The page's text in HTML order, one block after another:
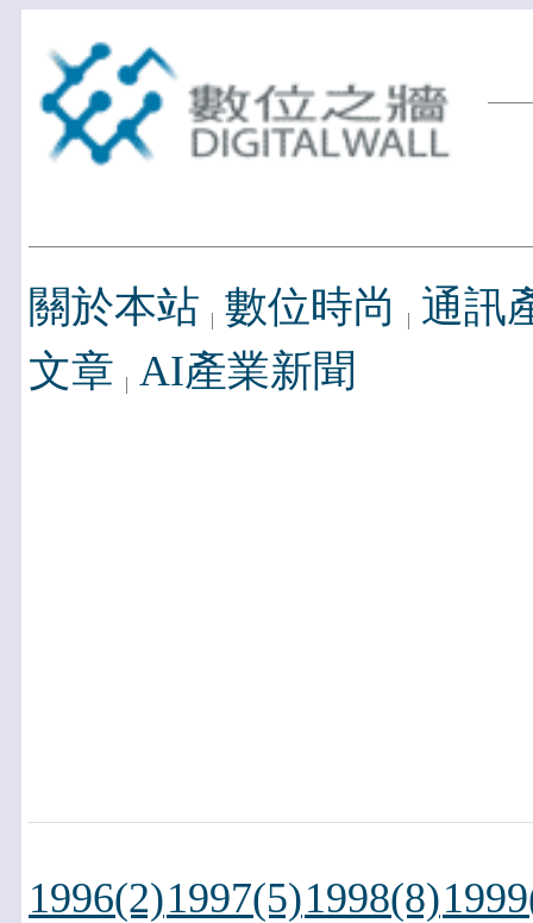
關於本站 數位時尚
通訊
文章 AI產業新聞
1996(2)1997(5)1998(8)